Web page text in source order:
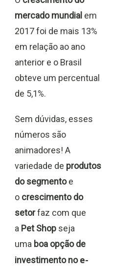
mercado mundial em
2017 foi de mais 13%
em relação ao ano
anterior e o Brasil
obteve um percentual
de 5,1%.
Sem dúvidas, esses
números são
animadores! A
variedade de produtos
do segmentoe
o crescimento do
setorfaz com que
a Pet Shop seja
uma boa opção de
investimento noe-